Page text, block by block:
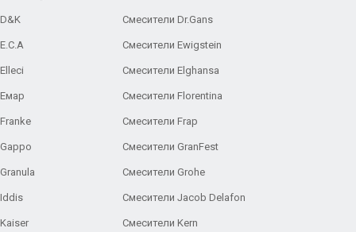
Смесители Dr.Gans
Cмесители Ewigstein
Смесители Elghansa
Смесители Florentina
Смесители Frap
Смесители GranFest
Смесители Grohe
Смесители Jacob Delafon
Смесители Kern